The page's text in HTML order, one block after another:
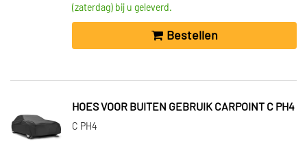
(zaterdag) bij u geleverd.
Bestellen
HOES VOOR BUITEN GEBRUIK CARPOINT C PH4
C PH4